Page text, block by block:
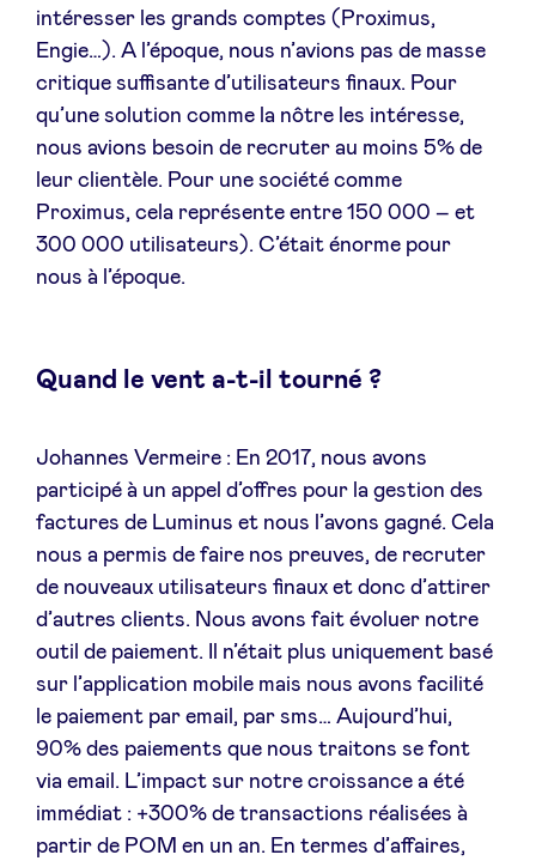
intéresser les grands comptes (Proximus,
Engie…). A l’époque, nous n’avions pas de masse
critique suffisante d’utilisateurs finaux. Pour
qu’une solution comme la nôtre les intéresse,
nous avions besoin de recruter au moins 5% de
leur clientèle. Pour une société comme
Proximus, cela représente entre 150 000 – et
300 000 utilisateurs). C’était énorme pour
nous à l’époque.
Quand le vent a-t-il tourné ?
Johannes Vermeire : En 2017, nous avons
participé à un appel d’offres pour la gestion des
factures de Luminus et nous l’avons gagné. Cela
nous a permis de faire nos preuves, de recruter
de nouveaux utilisateurs finaux et donc d’attirer
d’autres clients. Nous avons fait évoluer notre
outil de paiement. Il n’était plus uniquement basé
sur l’application mobile mais nous avons facilité
le paiement par email, par sms… Aujourd’hui,
90% des paiements que nous traitons se font
via email. L’impact sur notre croissance a été
immédiat : +300% de transactions réalisées à
partir de POM en un an. En termes d’affaires,